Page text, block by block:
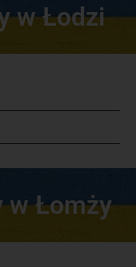
w Łodzi
w Łomży